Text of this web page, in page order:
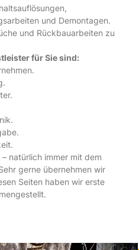
und Demontagen.
und Rückbauarbeiten zu
für Sie sind:
natürlich immer mit dem
gerne übernehmen wir
Seiten haben wir erste